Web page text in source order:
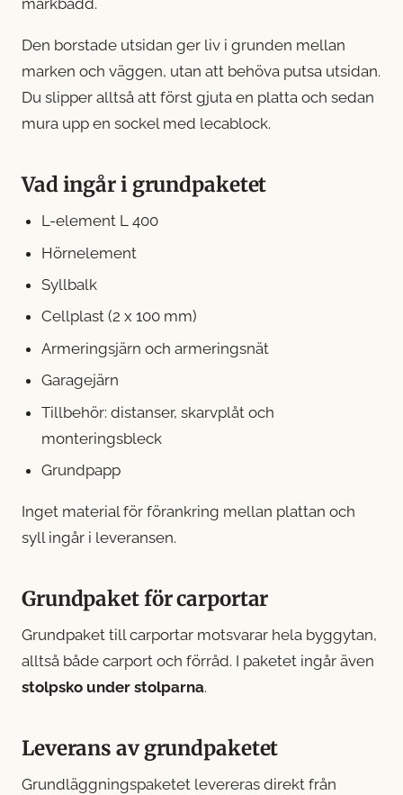
Den borstade utsidan ger liv i grunden mellan
marken och väggen, utan att behöva putsa utsidan.
Du slipper alltså att först gjuta en platta och sedan
mura upp en sockel med lecablock.
Vad ingår i grundpaketet
L-element L 400
Hörnelement
Syllbalk
Cellplast (2 x 100 mm)
Armeringsjärn och armeringsnät
Garagejärn
Tillbehör: distanser, skarvplåt och
monteringsbleck
Grundpapp
Inget material för förankring mellan plattan och
syll ingår i leveransen.
Grundpaket för carportar
Grundpaket till carportar motsvarar hela byggytan,
alltså både carport och förråd. I paketet ingår även
stolpsko under stolparna.
Leverans av grundpaketet
Grundläggningspaketet levereras direkt från